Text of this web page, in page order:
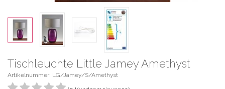
Tischleuchte Little Jamey Amethyst
Artikelnummer: LG/Jamey/S/Amethyst